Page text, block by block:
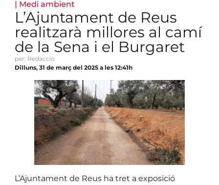
| Medi ambient
L’Ajuntament de Reus
realitzarà millores al camí
de la Sena i el Burgaret
per: Redacció
Dilluns, 31 de març del 2025 a les 12:41h
L’Ajuntament de Reus ha tret a exposició